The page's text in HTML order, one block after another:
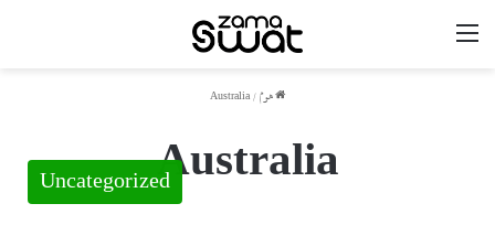
ھوم/
Australia
Australia
Uncategorized